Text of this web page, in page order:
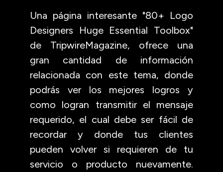
Una página interesante "80+ Logo
Designers Huge Essential Toolbox"
de TripwireMagazine, ofrece una
gran cantidad de información
relacionada con este tema, donde
podrás ver los mejores logros y
como logran transmitir el mensaje
requerido, el cual debe ser fácil de
recordar y donde tus clientes
pueden volver si requieren de tu
servicio o producto nuevamente.